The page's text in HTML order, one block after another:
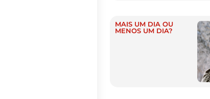
MAIS UM DIA OU
MENOS UM DIA?